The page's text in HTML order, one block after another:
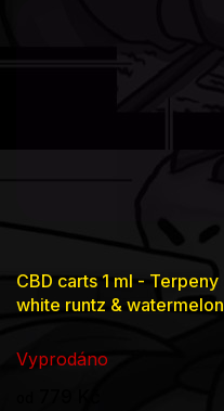
CBD carts 1 ml - Terpeny
white runtz & watermelon
Vyprodáno